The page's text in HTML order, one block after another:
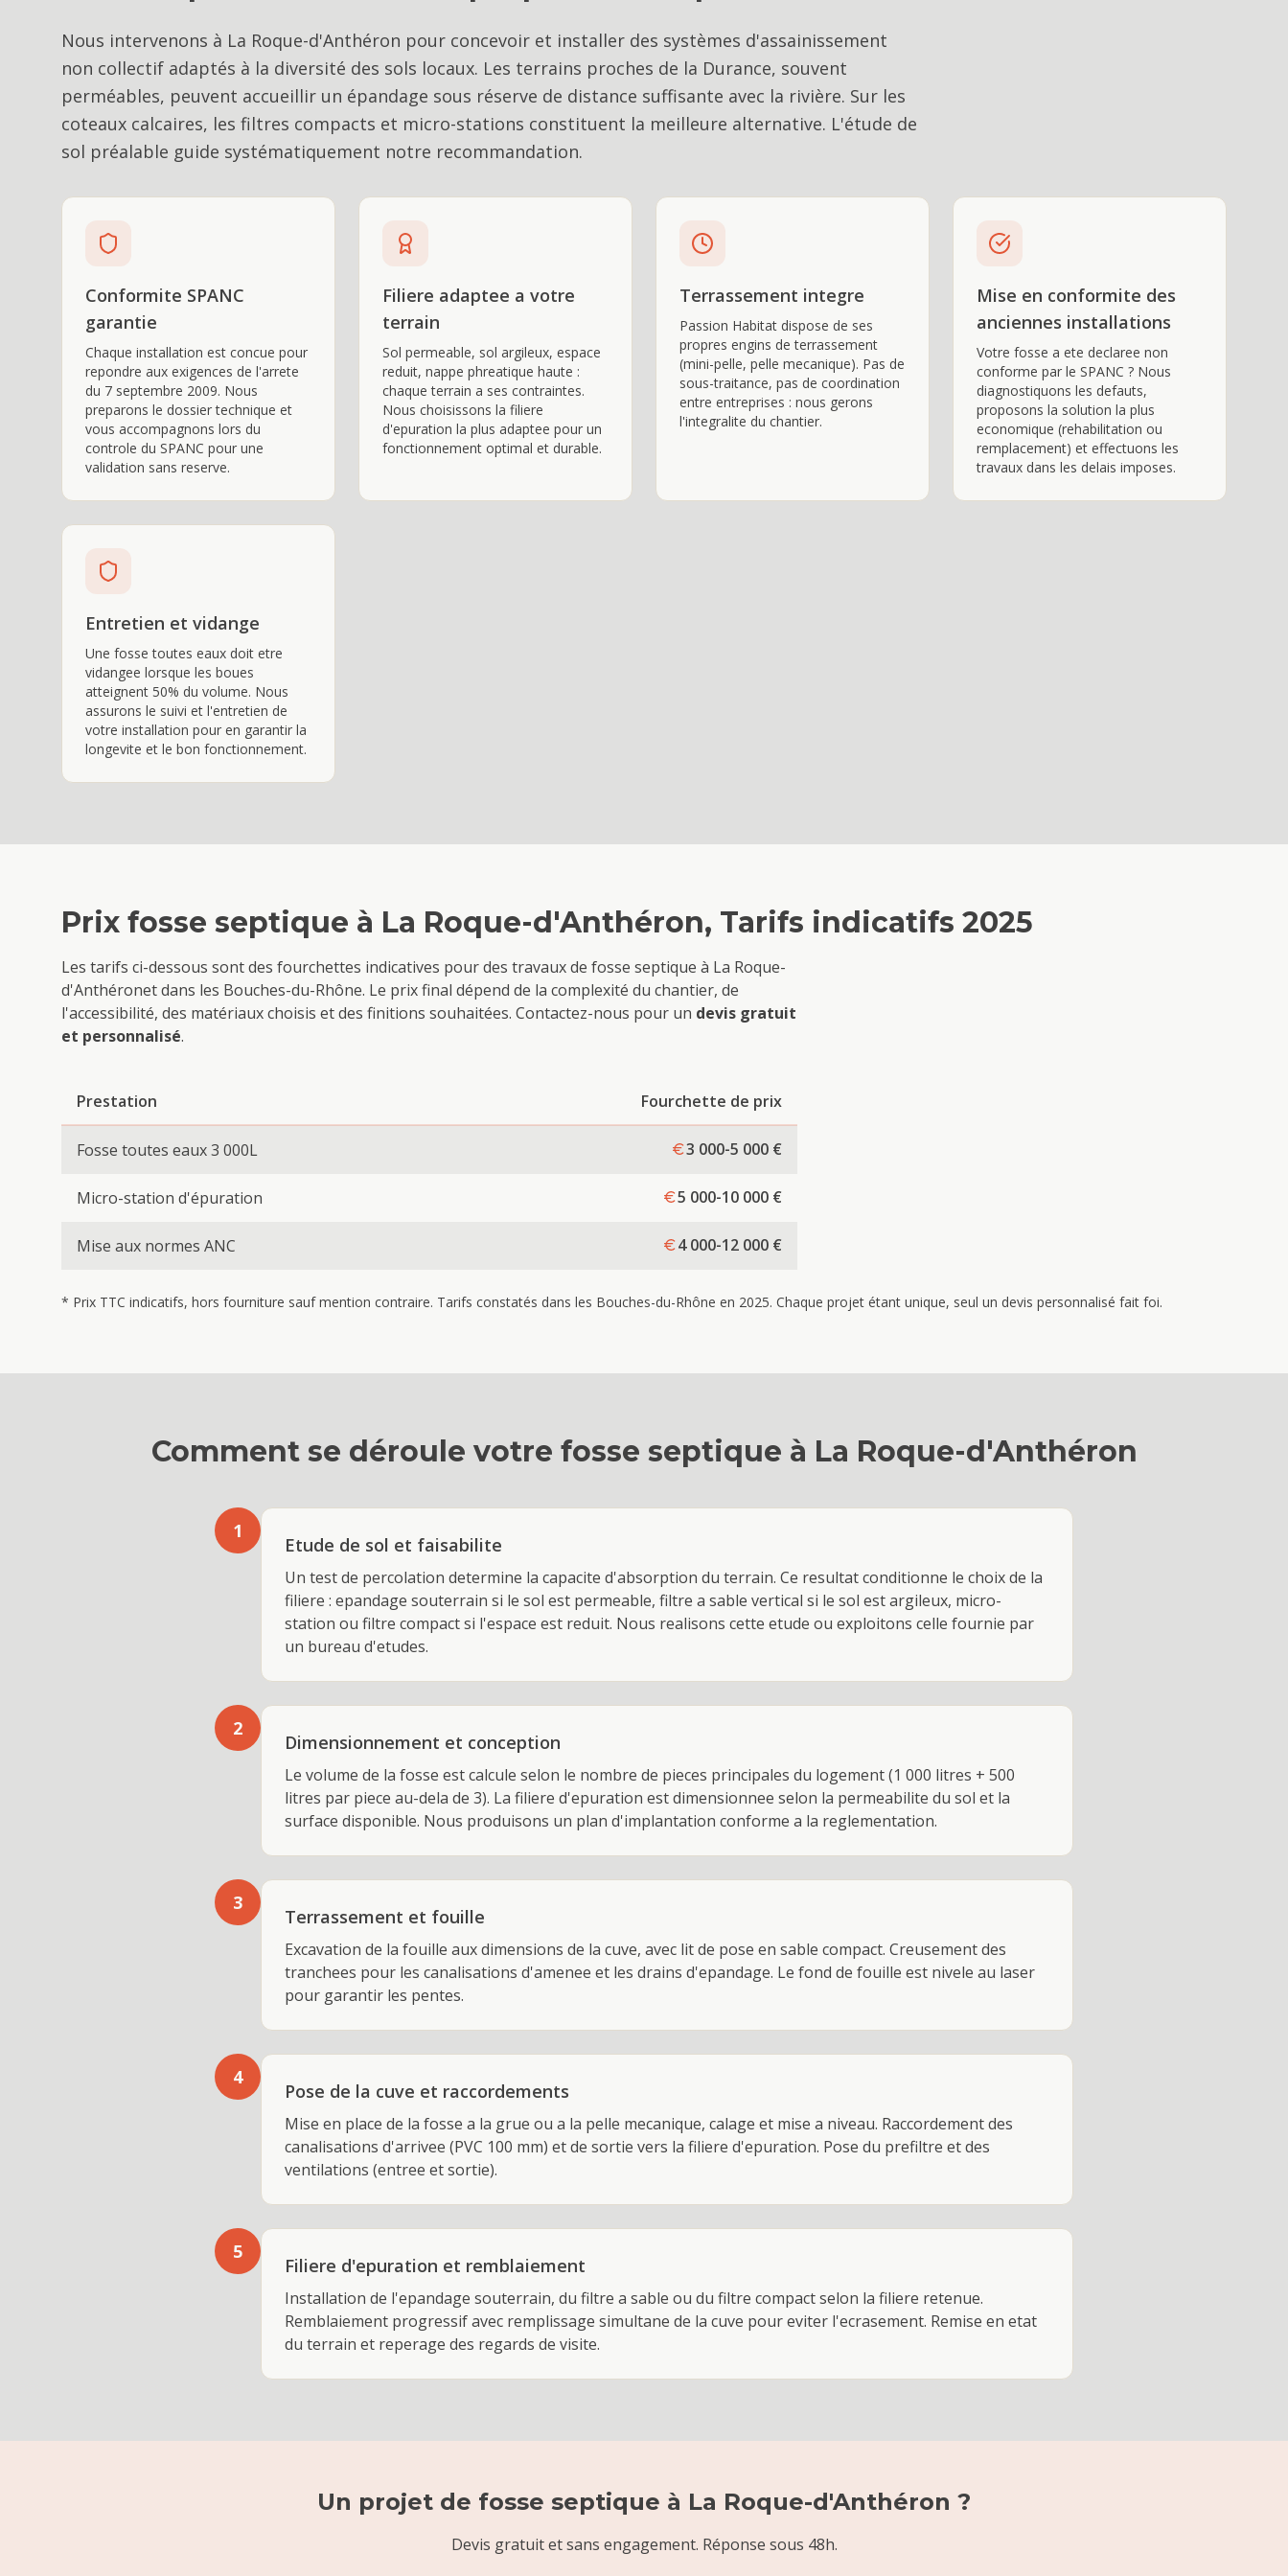
Nous intervenons à La Roque-d'Anthéron pour concevoir et installer des systèmes d'assainissement
non collectif adaptés à la diversité des sols locaux. Les terrains proches de la Durance, souvent
perméables, peuvent accueillir un épandage sous réserve de distance suffisante avec la rivière. Sur les
coteaux calcaires, les filtres compacts et micro-stations constituent la meilleure alternative. L'étude de
sol préalable guide systématiquement notre recommandation.
Conformite SPANC
garantie
Chaque installation est concue pour
repondre aux exigences de l'arrete
du 7 septembre 2009. Nous
preparons le dossier technique et
vous accompagnons lors du
controle du SPANC pour une
validation sans reserve.
Filiere adaptee a votre
terrain
Sol permeable, sol argileux, espace
reduit, nappe phreatique haute :
chaque terrain a ses contraintes.
Nous choisissons la filiere
d'epuration la plus adaptee pour un
fonctionnement optimal et durable.
Terrassement integre
Passion Habitat dispose de ses
propres engins de terrassement
(mini-pelle, pelle mecanique). Pas de
sous-traitance, pas de coordination
entre entreprises : nous gerons
l'integralite du chantier.
Mise en conformite des
anciennes installations
Votre fosse a ete declaree non
conforme par le SPANC ? Nous
diagnostiquons les defauts,
proposons la solution la plus
economique (rehabilitation ou
remplacement) et effectuons les
travaux dans les delais imposes.
Entretien et vidange
Une fosse toutes eaux doit etre
vidangee lorsque les boues
atteignent 50% du volume. Nous
assurons le suivi et l'entretien de
votre installation pour en garantir la
longevite et le bon fonctionnement.
Prix fosse septique à La Roque-d'Anthéron, Tarifs indicatifs 2025
Les tarifs ci-dessous sont des fourchettes indicatives pour des travaux de fosse septique à La Roque-
d'Anthéronet dans les Bouches-du-Rhône. Le prix final dépend de la complexité du chantier, de
l'accessibilité, des matériaux choisis et des finitions souhaitées. Contactez-nous pour un devis gratuit
et personnalisé.
Prestation Fourchette de prix
Fosse toutes eaux 3 000L 3 000-5 000 €
Micro-station d'épuration 5 000-10 000 €
Mise aux normes ANC 4 000-12 000 €
* Prix TTC indicatifs, hors fourniture sauf mention contraire. Tarifs constatés dans les Bouches-du-Rhône en 2025. Chaque projet étant unique, seul un devis personnalisé fait foi.
Comment se déroule votre fosse septique à La Roque-d'Anthéron
1
Etude de sol et faisabilite
Un test de percolation determine la capacite d'absorption du terrain. Ce resultat conditionne le choix de la
filiere : epandage souterrain si le sol est permeable, filtre a sable vertical si le sol est argileux, micro-
station ou filtre compact si l'espace est reduit. Nous realisons cette etude ou exploitons celle fournie par
un bureau d'etudes.
2
Dimensionnement et conception
Le volume de la fosse est calcule selon le nombre de pieces principales du logement (1 000 litres + 500
litres par piece au-dela de 3). La filiere d'epuration est dimensionnee selon la permeabilite du sol et la
surface disponible. Nous produisons un plan d'implantation conforme a la reglementation.
3
Terrassement et fouille
Excavation de la fouille aux dimensions de la cuve, avec lit de pose en sable compact. Creusement des
tranchees pour les canalisations d'amenee et les drains d'epandage. Le fond de fouille est nivele au laser
pour garantir les pentes.
4
Pose de la cuve et raccordements
Mise en place de la fosse a la grue ou a la pelle mecanique, calage et mise a niveau. Raccordement des
canalisations d'arrivee (PVC 100 mm) et de sortie vers la filiere d'epuration. Pose du prefiltre et des
ventilations (entree et sortie).
5
Filiere d'epuration et remblaiement
Installation de l'epandage souterrain, du filtre a sable ou du filtre compact selon la filiere retenue.
Remblaiement progressif avec remplissage simultane de la cuve pour eviter l'ecrasement. Remise en etat
du terrain et reperage des regards de visite.
Un projet de fosse septique à La Roque-d'Anthéron ?
Devis gratuit et sans engagement. Réponse sous 48h.